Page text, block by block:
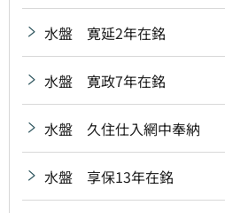
水盤 寛延2年在銘
水盤 寛政7年在銘
水盤 久住仕入網中奉納
水盤 享保13年在銘